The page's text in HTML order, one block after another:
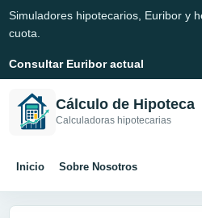
Simuladores hipotecarios, Euribor y
cuota.
Consultar Euribor actual
Cálculo de Hipoteca
Calculadoras hipotecarias
Inicio Sobre Nosotros